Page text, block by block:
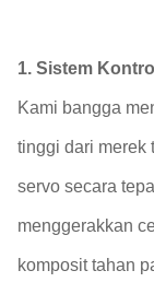
1. Sistem
Kami bangga
tinggi dari merek
servo secara
menggerakkan
komposit tahan